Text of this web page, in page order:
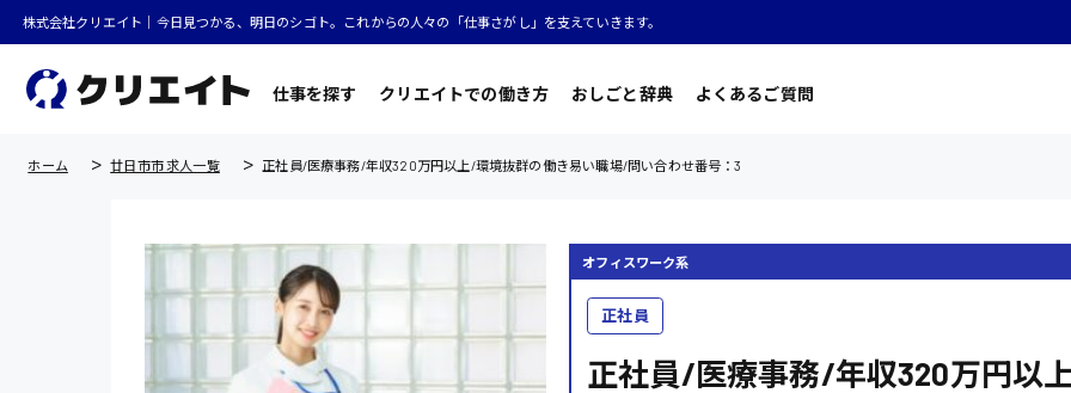
株式会社クリエイト｜今日見つかる、明日のシゴト。これからの人々の「仕事さがし」を支えていきます。
仕事を探す クリエイトでの働き方 おしごと辞典 よくあるご質問
ホーム 廿日市市 求人一覧 正社員/医療事務/年収320万円以上/環境抜群の働き易い職場/問い合わせ番号：3
オフィスワーク系
正社員
正社員/医療事務/年収320万円以